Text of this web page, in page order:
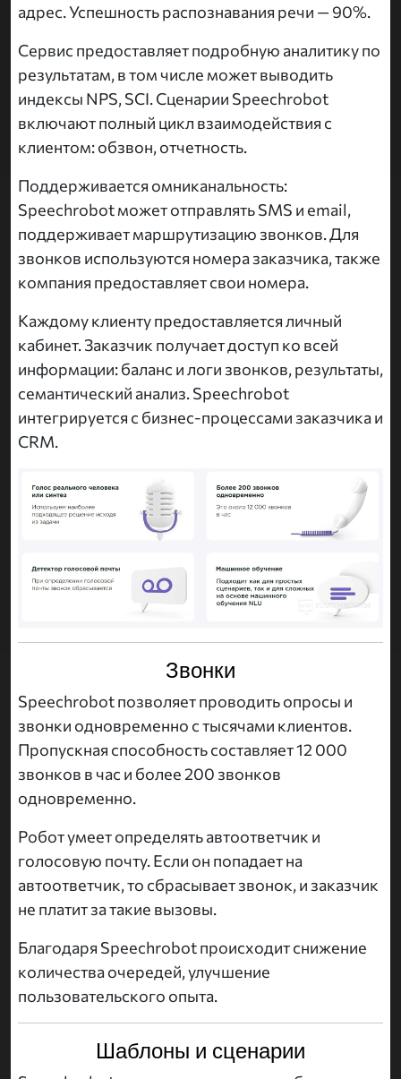
адрес. Успешность распознавания речи — 90%.
Сервис предоставляет подробную аналитику по
результатам, в том числе может выводить
индексы NPS, SCI. Сценарии Speechrobot
включают полный цикл взаимодействия с
клиентом: обзвон, отчетность.
Поддерживается омниканальность:
Speechrobot может отправлять SMS и email,
поддерживает маршрутизацию звонков. Для
звонков используются номера заказчика, также
компания предоставляет свои номера.
Каждому клиенту предоставляется личный
кабинет. Заказчик получает доступ ко всей
информации: баланс и логи звонков, результаты,
семантический анализ. Speechrobot
интегрируется с бизнес-процессами заказчика и
CRM.
Звонки
Speechrobot позволяет проводить опросы и
звонки одновременно с тысячами клиентов.
Пропускная способность составляет 12 000
звонков в час и более 200 звонков
одновременно.
Робот умеет определять автоответчик и
голосовую почту. Если он попадает на
автоответчик, то сбрасывает звонок, и заказчик
не платит за такие вызовы.
Благодаря Speechrobot происходит снижение
количества очередей, улучшение
пользовательского опыта.
Шаблоны и сценарии